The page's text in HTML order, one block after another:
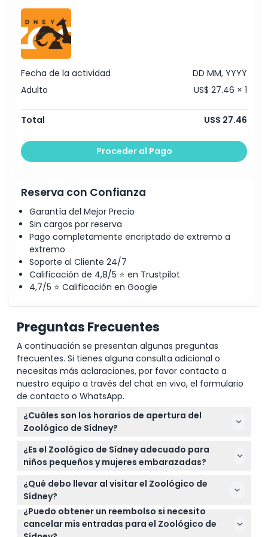
Exclusiones
No Adecuado Para
Horario de Apertura
Cosas a Saber
Ubicación
Política de Cancelación
Fecha de la actividad
DD MM, YYYY
Adulto
US$ 27.46 × 1
Total US$ 27.46
Proceder al Pago
Reserva con Confianza
Garantía del Mejor Precio
Sin cargos por reserva
Pago completamente encriptado de extremo a
extremo
Soporte al Cliente 24/7
Calificación de 4,8/5 ⭐ en Trustpilot
4,7/5 ⭐ Calificación en Google
Preguntas Frecuentes
A continuación se presentan algunas preguntas
frecuentes. Si tienes alguna consulta adicional o
necesitas más aclaraciones, por favor contacta a
nuestro equipo a través del chat en vivo, el formulario
de contacto o WhatsApp.
¿Cuáles son los horarios de apertura del
Zoológico de Sídney?
El Zoológico de Sídney está abierto todos los días
de 9:00 AM a 5:00 PM. Puedes verificar la
disponibilidad y reservar tus entradas en línea aquí
en este sitio web. (sujeto a cambios — por favor
confirma al momento de la reserva)
¿Es el Zoológico de Sídney adecuado para
niños pequeños y mujeres embarazadas?
Los niños de 0 a 2 años entran gratis, pero no se
recomienda el zoológico para mujeres
embarazadas o niños muy pequeños debido a las
caminatas y la naturaleza al aire libre de la
experiencia.
¿Qué debo llevar al visitar el Zoológico de
Sídney?
Dado que el zoológico es mayormente al aire libre,
usa zapatos cómodos para caminar, lleva
¿Puedo obtener un reembolso si necesito
cancelar mis entradas para el Zoológico de